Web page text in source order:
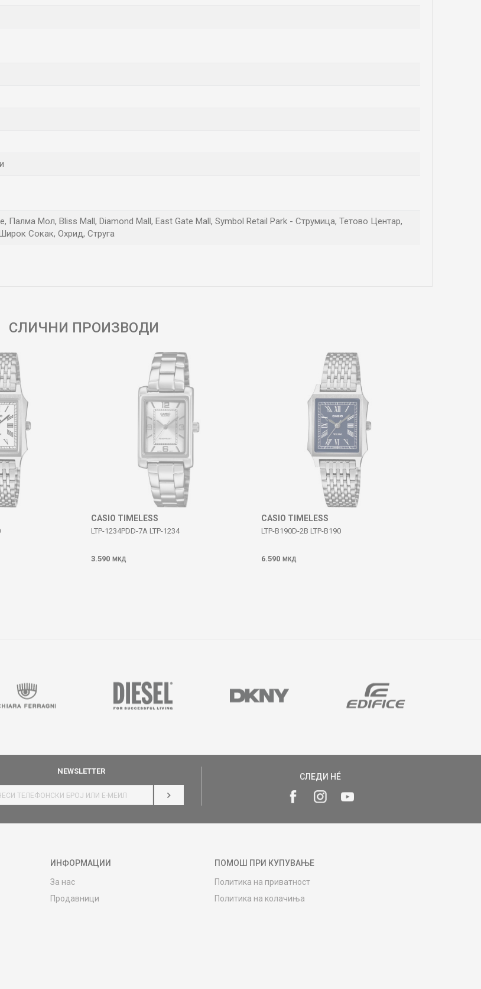
Палма Мол, Bliss Mall, Diamond Mall, East Gate Mall, Symbol Retail Park - Струмица, Тетово Центар,
Сокак, Охрид, Струга
СЛИЧНИ ПРОИЗВОДИ
CASIO TIMELESS
LTP-1234PDD-7A LTP-1234
3.590 МКД
CASIO TIMELESS
LTP-B190D-2B LTP-B190
6.590 МКД
NEWSLETTER
НАЈАВИ СЕ
СЛЕДИ НÉ
ИНФОРМАЦИИ
За нас
Продавници
ПОМОШ ПРИ КУПУВАЊЕ
Политика на приватност
Политика на колачиња